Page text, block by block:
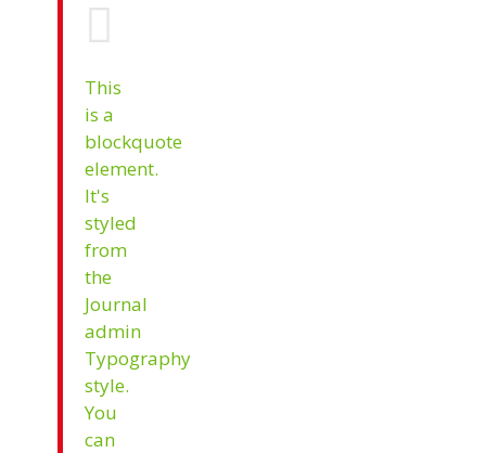
This
is a
blockquote
element.
It's
styled
from
the
Journal
admin
Typography
style.
You
can